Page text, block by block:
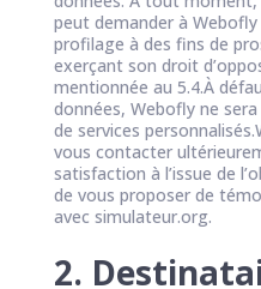
peut demander à
profilage à des fins de
exerçant son droit
mentionnée au 5.4.À
données, Webofly ne
de services
vous contacter
satisfaction à l’issue de
de vous proposer de
avec simulateur.org.
2.